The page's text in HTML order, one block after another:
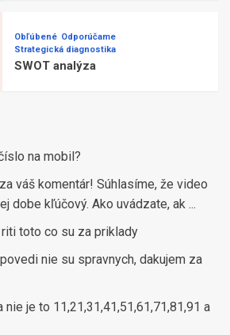
Obľúbené Odporúčame
Strategická diagnostika
SWOT analýza
na mobil?
váš komentár! Súhlasíme, že video
dobe kľúčový. Ako uvádzate, ak ...
toto co su za priklady
nie su spravnych, dakujem za
nie je to 11,21,31,41,51,61,71,81,91 a